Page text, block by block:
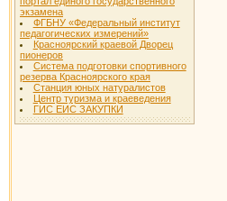
экзамена
ФГБНУ «Федеральный институт
педагогических измерений»
Красноярский краевой Дворец
пионеров
Система подготовки спортивного
резерва Красноярского края
Станция юных натуралистов
Центр туризма и краеведения
ГИС ЕИС ЗАКУПКИ